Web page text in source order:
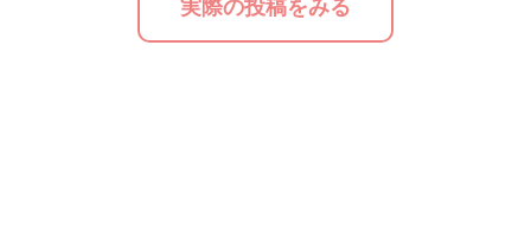
実際の投稿をみる